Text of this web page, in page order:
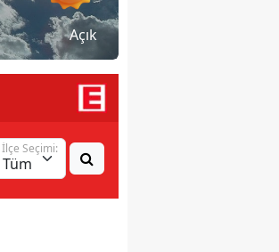
Açık
İlçe Seçimi: